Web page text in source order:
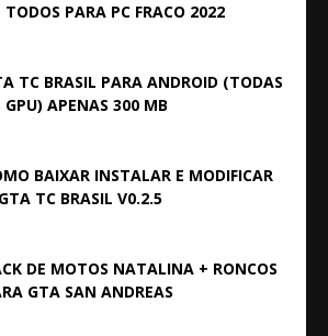
TODOS PARA PC FRACO 2022
TC BRASIL PARA ANDROID (TODAS
GPU) APENAS 300 MB
BAIXAR INSTALAR E MODIFICAR
TC BRASIL V0.2.5
DE MOTOS NATALINA + RONCOS
GTA SAN ANDREAS